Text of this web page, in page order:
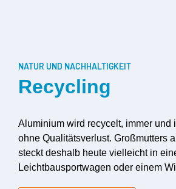
NATUR UND NACHHALTIGKEIT
Recycling
Aluminium wird recycelt, immer und
ohne Qualitätsverlust. Großmutters
steckt deshalb heute vielleicht in
Leichtbausportwagen oder einem